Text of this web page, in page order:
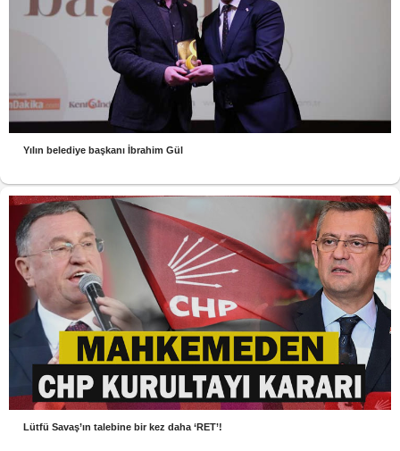
Yılın belediye başkanı İbrahim Gül
Lütfü Savaş’ın talebine bir kez daha ‘RET’!